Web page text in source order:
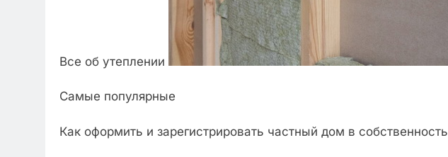
Все об утеплении
Самые популярные
Как оформить и зарегистрировать частный дом в собственность